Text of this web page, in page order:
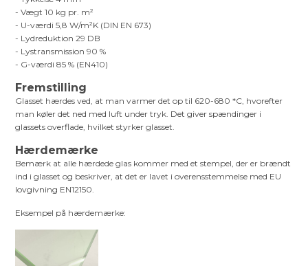
- Vægt 10 kg pr. m²
- U-værdi 5,8 W/m²K (DIN EN 673)
- Lydreduktion 29 DB
- Lystransmission 90 %
- G-værdi 85 % (EN410)
Fremstilling
Glasset hærdes ved, at man varmer det op til 620-680 *C, hvorefter
man køler det ned med luft under tryk. Det giver spændinger i
glassets overflade, hvilket styrker glasset.
Hærdemærke
Bemærk at alle hærdede glas kommer med et stempel, der er brændt
ind i glasset og beskriver, at det er lavet i overensstemmelse med EU
lovgivning EN12150.
Eksempel på hærdemærke: